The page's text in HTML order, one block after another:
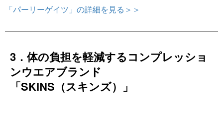
「パーリーゲイツ」の詳細を見る＞＞
3．体の負担を軽減するコンプレッショ
ンウエアブランド
「SKINS（スキンズ）」